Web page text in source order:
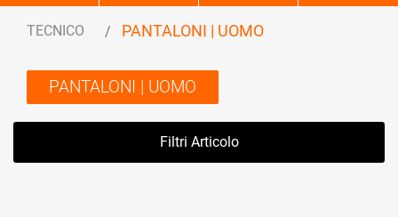
TECNICO PANTALONI | UOMO
PANTALONI | UOMO
Filtri Articolo